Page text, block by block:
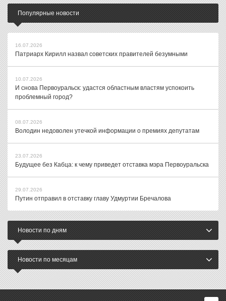
Популярные новости
16.07.2026
Патриарх Кирилл назвал советских правителей безумными
10.07.2026
И снова Первоуральск: удастся областным властям успокоить
проблемный город?
08.07.2026
Володин недоволен утечкой информации о премиях депутатам
23.07.2026
Будущее без Кабца: к чему приведет отставка мэра Первоуральска
29.07.2026
Путин отправил в отставку главу Удмуртии Бречалова
Новости по дням
Новости по месяцам